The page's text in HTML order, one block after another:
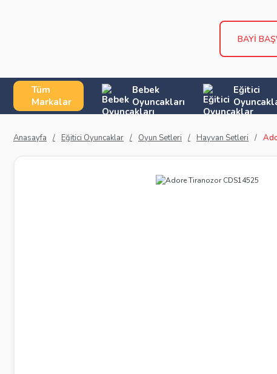
BAYİ
Tüm
Markalar
Bebek
Oyuncakları
Eğitici
Anasayfa Eğitici Oyuncaklar Oyun Setleri Hayvan Setleri